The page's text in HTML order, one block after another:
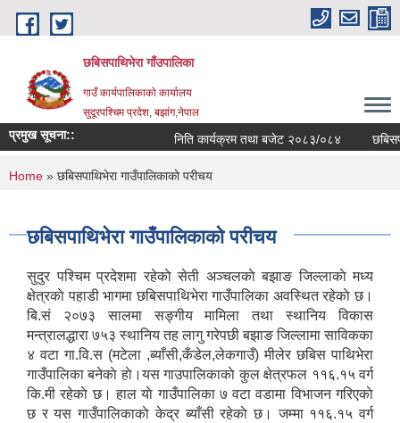
Skip to main content
छबिसपाथिभेरा गाँउपालिका
गाउँ कार्यपालिकाकाे कार्यालय
सुदूरपश्चिम प्रदेश, बझांग,नेपाल
प्रमुख सूचना:: निति कार्यक्रम तथा बजेट २०८३/०८४
You are here
Home » छबिसपाथिभेरा गाउँपालिकाकाे परीचय
छबिसपाथिभेरा गाउँपालिकाकाे परीचय
सुदुर पश्चिम प्रदेशमा रहेकाे सेती अञ्चलकाे बझाङ जिल्लाकाे मध्य
क्षेत्रकाे पहाडी भागमा छबिसपाथिभेरा गाउँपालिका अवस्थित रहेकाे छ।
बि.सं २०७३ सालमा सङ्गीय मामिला तथा स्थानिय विकास
मन्त्रालद्धारा ७५३ स्थानिय तह लागु गरेपछी बझाङ जिल्लामा साविकका
४ वटा गा.वि.स (मटेला ,ब्याँसी,कँडेल,लेकगाउँ) मीलेर छबिस पाथिभेरा
गाउँपालिका बनेकाे हाे।यस गाउपालिकाकाे कुल क्षेत्रफल ११६.१५ वर्ग
कि.मी रहेकाे छ। हाल याे गाउँपालिका ७ वटा वडामा विभाजन गरिएकाे
छ र यस गाउँपालिकाकाे केद्र ब्याँसी रहेकाे छ। जम्मा ११६.१५ वर्ग